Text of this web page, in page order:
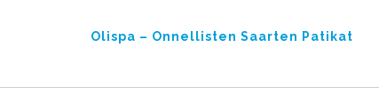
Olispa – Onnellisten Saarten Patikat